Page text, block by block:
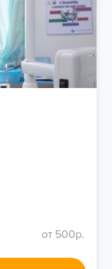
от 500р.